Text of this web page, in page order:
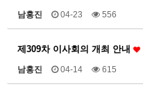
남홍진 04-23 556
제309차 이사회의 개최 안내
남홍진 04-14 615